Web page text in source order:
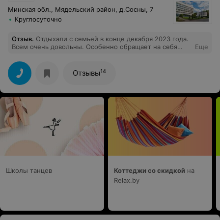
Минская обл., Мядельский район, д.Сосны, 7
Круглосуточно
Отзыв. Отдыхали с семьей в конце декабря 2023 года.
Всем очень довольны. Особенно обращает на себя
санатория к гостям. Отдельно хочу выразить
благодарность массажисту Жанне Геннадьевне,
которая обладает высоким профессионализмом,
чуткостью и индивидуальным подходом к процедуре
массажа. После её сеансов ощущаешь не только
мышечное расслабление, но и подъем настроения,
прилив энергии.
Еще
Отзывы14
Школы танцев Коттеджи со скидкой на
Relax.by